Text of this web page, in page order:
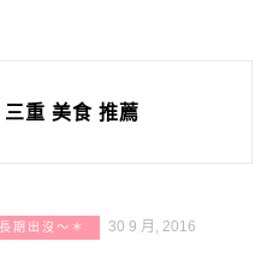
三重 美食 推薦
期出沒～＊ 30 9 月, 2016